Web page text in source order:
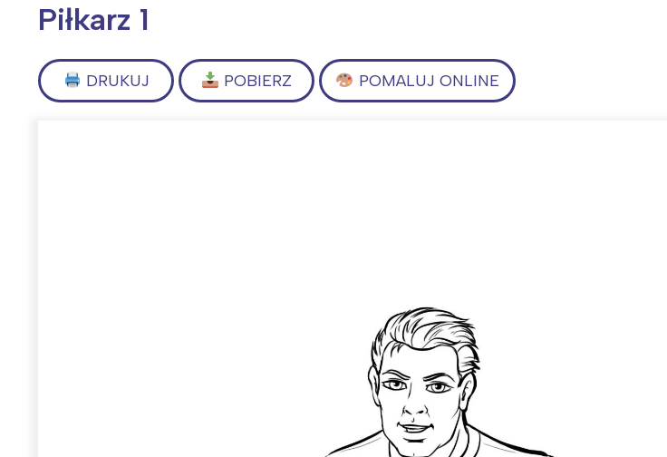
Piłkarz 1
DRUKUJ POBIERZ POMALUJ ONLINE